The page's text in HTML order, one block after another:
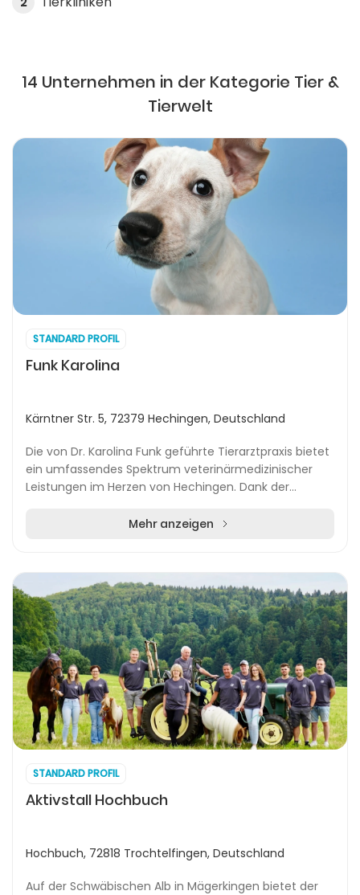
14 Unternehmen in der Kategorie Tier &
Tierwelt
STANDARD PROFIL
Funk Karolina
Kärntner Str. 5, 72379 Hechingen, Deutschland
Die von Dr. Karolina Funk geführte Tierarztpraxis bietet
ein umfassendes Spektrum veterinärmedizinischer
Leistungen im Herzen von Hechingen. Dank der
Mehr anzeigen
STANDARD PROFIL
Aktivstall Hochbuch
Hochbuch, 72818 Trochtelfingen, Deutschland
Auf der Schwäbischen Alb in Mägerkingen bietet der